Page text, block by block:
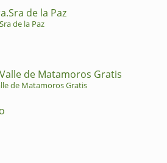
de la Paz
de la Paz
de Matamoros Gratis
de Matamoros Gratis